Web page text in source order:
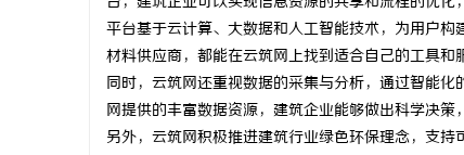
平台基于云计算、大数据和人工智能技术，为用户
材料供应商，都能在云筑网上找到适合自己的工具和
同时，云筑网还重视数据的采集与分析，通过智能
网提供的丰富数据资源，建筑企业能够做出科学决策
另外，云筑网积极推进建筑行业绿色环保理念，支